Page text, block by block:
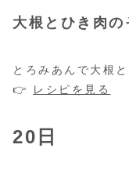
大根とひき肉の
とろみあんで大根
👉
レシピを見る
20日